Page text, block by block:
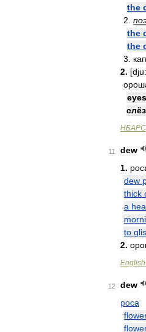
the
2
the
the
3
2. [dju:
eyes
НБАРС
11
dew
1.
dew
thick
a
to
2.
English
12
dew
роса